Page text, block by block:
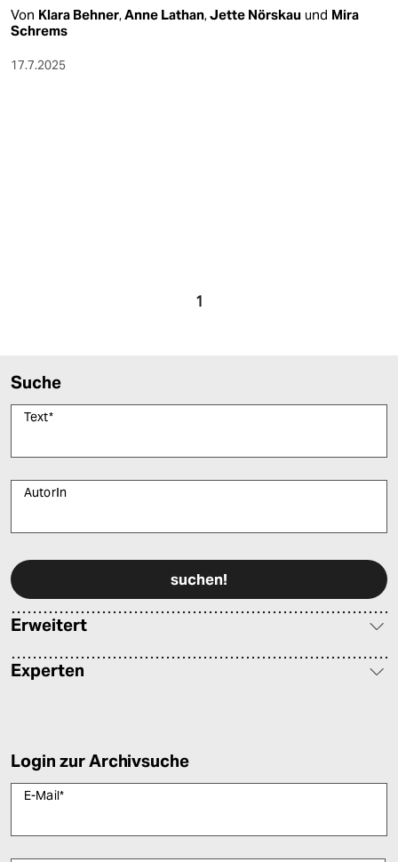
shop
fragen & hilfe
Von Klara Behner,Anne Lathan,Jette Nörskau und Mira
Schrems
17.7.2025
1
Suche
Text*
AutorIn
Erweitert
Experten
Login zur Archivsuche
E-Mail*